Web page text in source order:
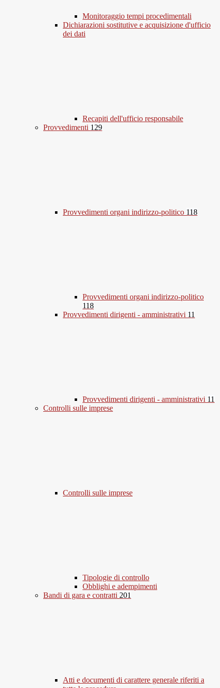
Monitoraggio tempi procedimentali
Dichiarazioni sostitutive e acquisizione d'ufficio
dei dati
Recapiti dell'ufficio responsabile
Provvedimenti 129
Provvedimenti organi indirizzo-politico 118
Provvedimenti organi indirizzo-politico
118
Provvedimenti dirigenti - amministrativi 11
Provvedimenti dirigenti - amministrativi 11
Controlli sulle imprese
Controlli sulle imprese
Tipologie di controllo
Obblighi e adempimenti
Bandi di gara e contratti 201
Atti e documenti di carattere generale riferiti a